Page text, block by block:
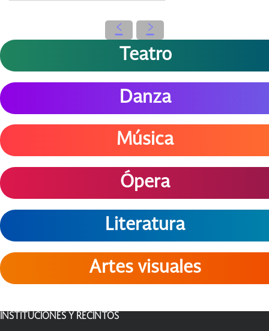
‹ ›
Teatro
Danza
Música
Ópera
Literatura
Artes visuales
INSTITUCIONES Y RECINTOS